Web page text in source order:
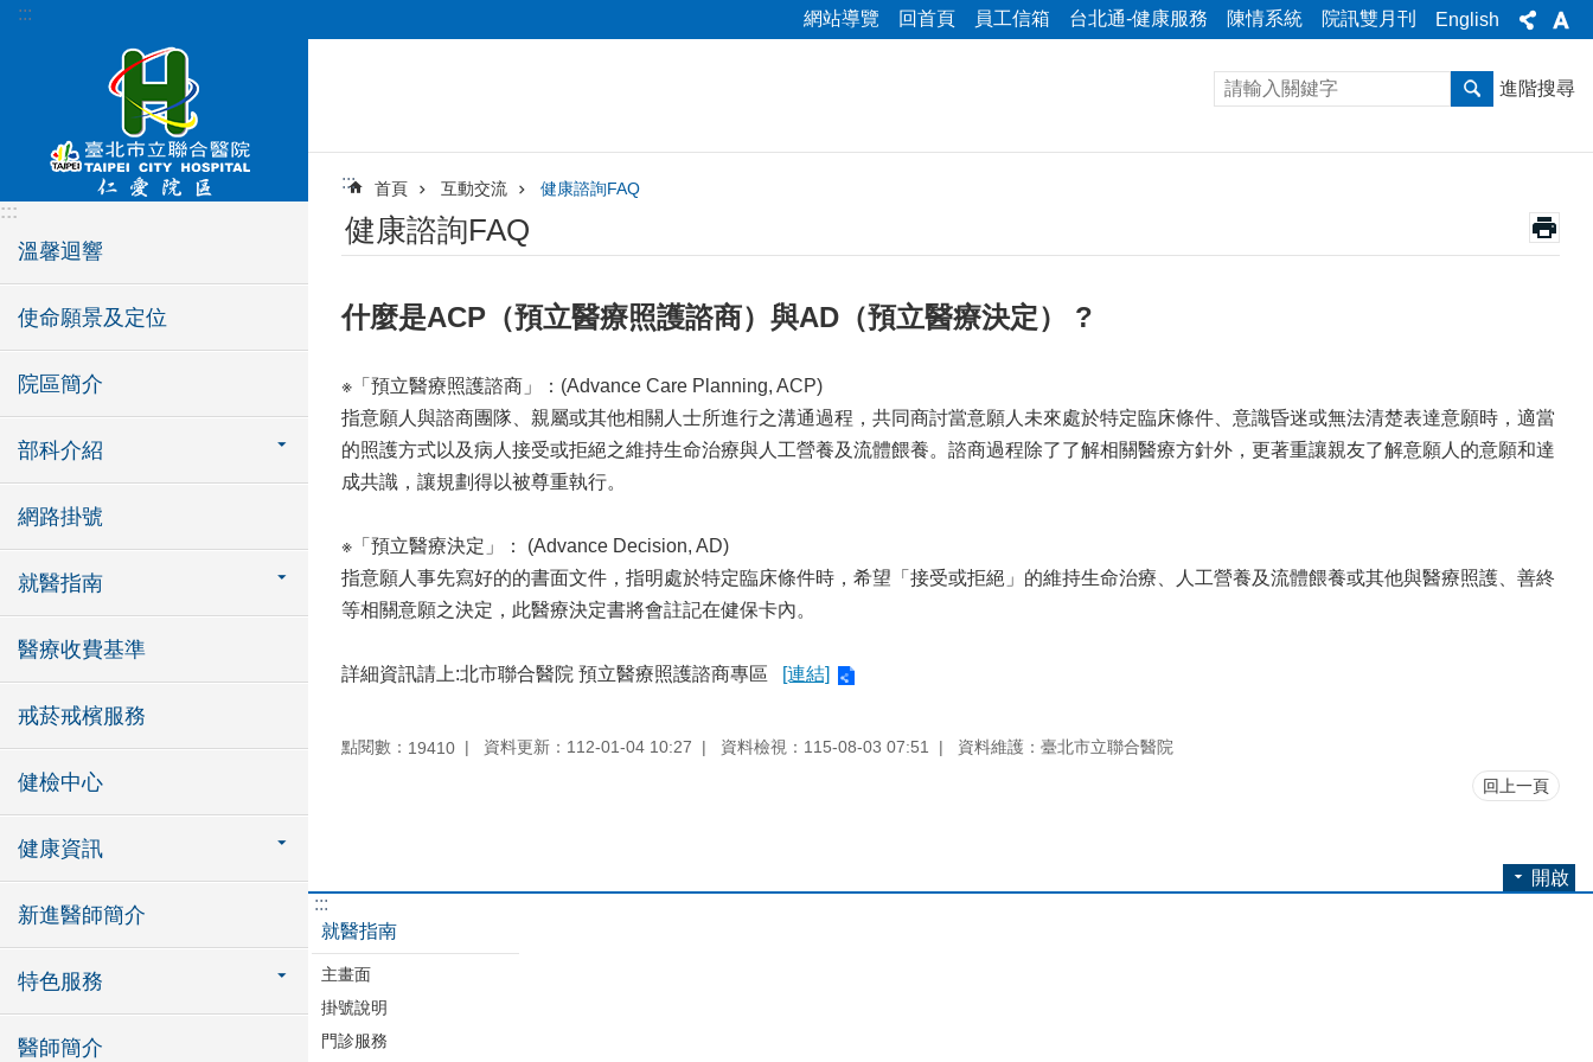
跳到主要內容區塊
::: 網站導覽 回首頁 員工信箱 台北通-健康服務 陳情系統 院訊雙月刊 English
:::
溫馨迴響
使命願景及定位
院區簡介
部科介紹
網路掛號
就醫指南
醫療收費基準
戒菸戒檳服務
健檢中心
健康資訊
新進醫師簡介
特色服務
醫師簡介
進階搜尋
::: 首頁 互動交流 健康諮詢FAQ
健康諮詢FAQ
什麼是ACP（預立醫療照護諮商）與AD（預立醫療決定） ?
※「預立醫療照護諮商」：(Advance Care Planning, ACP)
指意願人與諮商團隊、親屬或其他相關人士所進行之溝通過程，共同商討當意願人未來處於特定臨床條件、意識昏迷或無法清楚表達意願時，適當
的照護方式以及病人接受或拒絕之維持生命治療與人工營養及流體餵養。諮商過程除了了解相關醫療方針外，更著重讓親友了解意願人的意願和達
成共識，讓規劃得以被尊重執行。
※「預立醫療決定」： (Advance Decision, AD)
指意願人事先寫好的的書面文件，指明處於特定臨床條件時，希望「接受或拒絕」的維持生命治療、人工營養及流體餵養或其他與醫療照護、善終
等相關意願之決定，此醫療決定書將會註記在健保卡內。
詳細資訊請上:北市聯合醫院 預立醫療照護諮商專區 [連結]
點閱數： 19410 資料更新：112-01-04 10:27 資料檢視：115-08-03 07:51 資料維護：臺北市立聯合醫院
回上一頁
開啟
:::
就醫指南
主畫面
掛號說明
門診服務